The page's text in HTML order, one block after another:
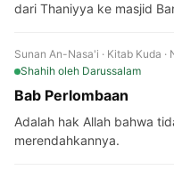
dari Thaniyya ke masjid
Sunan An-Nasa'i · Kitab Kuda ·
Shahih oleh Darussalam
Bab Perlombaan
Adalah hak Allah bahwa
merendahkannya.